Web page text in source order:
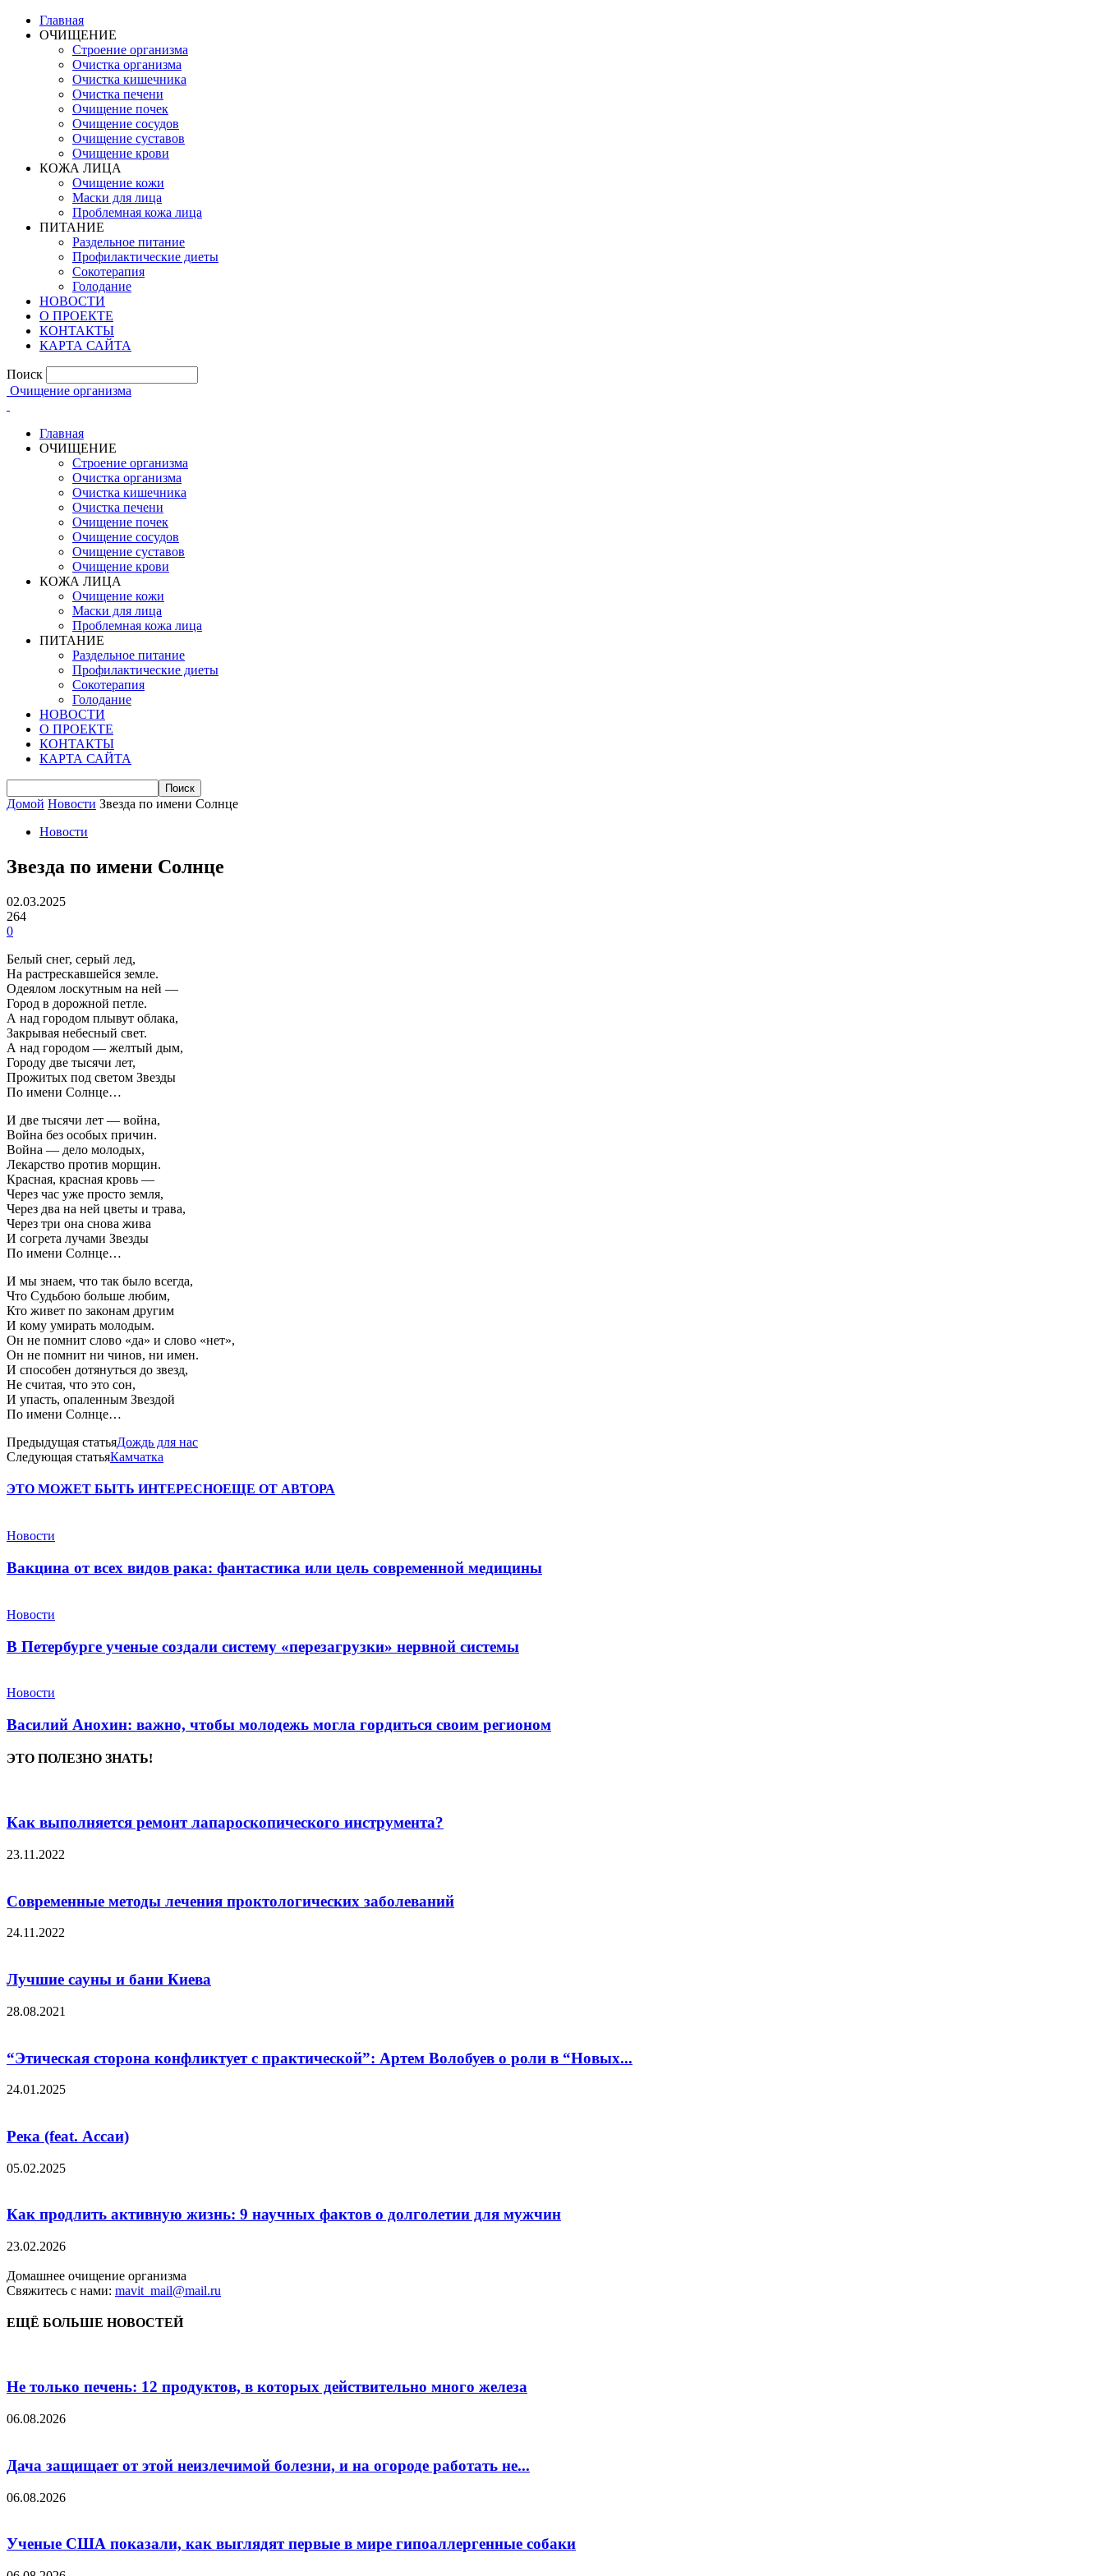
Главная
ОЧИЩЕНИЕ
Строение организма
Очистка организма
Очистка кишечника
Очистка печени
Очищение почек
Очищение сосудов
Очищение суставов
Очищение крови
КОЖА ЛИЦА
Очищение кожи
Маски для лица
Проблемная кожа лица
ПИТАНИЕ
Раздельное питание
Профилактические диеты
Сокотерапия
Голодание
НОВОСТИ
О ПРОЕКТЕ
КОНТАКТЫ
КАРТА САЙТА
Поиск
Очищение организма
Главная
ОЧИЩЕНИЕ
Строение организма
Очистка организма
Очистка кишечника
Очистка печени
Очищение почек
Очищение сосудов
Очищение суставов
Очищение крови
КОЖА ЛИЦА
Очищение кожи
Маски для лица
Проблемная кожа лица
ПИТАНИЕ
Раздельное питание
Профилактические диеты
Сокотерапия
Голодание
НОВОСТИ
О ПРОЕКТЕ
КОНТАКТЫ
КАРТА САЙТА
Домой Новости Звезда по имени Солнце
Новости
Звезда по имени Солнце
02.03.2025
264
0
Белый снег, серый лед,
На растрескавшейся земле.
Одеялом лоскутным на ней —
Город в дорожной петле.
А над городом плывут облака,
Закрывая небесный свет.
А над городом — желтый дым,
Городу две тысячи лет,
Прожитых под светом Звезды
По имени Солнце…
И две тысячи лет — война,
Война без особых причин.
Война — дело молодых,
Лекарство против морщин.
Красная, красная кровь —
Через час уже просто земля,
Через два на ней цветы и трава,
Через три она снова жива
И согрета лучами Звезды
По имени Солнце…
И мы знаем, что так было всегда,
Что Судьбою больше любим,
Кто живет по законам другим
И кому умирать молодым.
Он не помнит слово «да» и слово «нет»,
Он не помнит ни чинов, ни имен.
И способен дотянуться до звезд,
Не считая, что это сон,
И упасть, опаленным Звездой
По имени Солнце…
Предыдущая статьяДождь для нас
Следующая статьяКамчатка
ЭТО МОЖЕТ БЫТЬ ИНТЕРЕСНОЕЩЕ ОТ АВТОРА
Новости
Вакцина от всех видов рака: фантастика или цель современной медицины
Новости
В Петербурге ученые создали систему «перезагрузки» нервной системы
Новости
Василий Анохин: важно, чтобы молодежь могла гордиться своим регионом
ЭТО ПОЛЕЗНО ЗНАТЬ!
Как выполняется ремонт лапароскопического инструмента?
23.11.2022
Современные методы лечения проктологических заболеваний
24.11.2022
Лучшие сауны и бани Киева
28.08.2021
“Этическая сторона конфликтует с практической”: Артем Волобуев о роли в “Новых...
24.01.2025
Река (feat. Ассаи)
05.02.2025
Как продлить активную жизнь: 9 научных фактов о долголетии для мужчин
23.02.2026
Домашнее очищение организма
Свяжитесь с нами: mavit_mail@mail.ru
ЕЩЁ БОЛЬШЕ НОВОСТЕЙ
Не только печень: 12 продуктов, в которых действительно много железа
06.08.2026
Дача защищает от этой неизлечимой болезни, и на огороде работать не...
06.08.2026
Ученые США показали, как выглядят первые в мире гипоаллергенные собаки